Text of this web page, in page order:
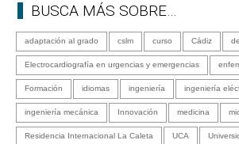
BUSCA MÁS SOBRE…
adaptación al grado cslm curso Cádiz
Electrocardiografía en urgencias y emergencias
Formación idiomas ingeniería ingeniería
ingeniería mecánica Innovación medicina
Residencia Internacional La Caleta UCA